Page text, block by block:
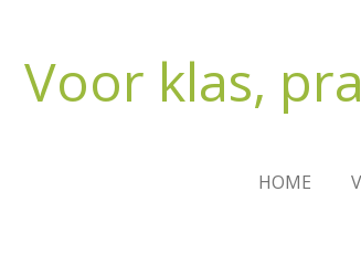
naar
Voor klas,
HOME